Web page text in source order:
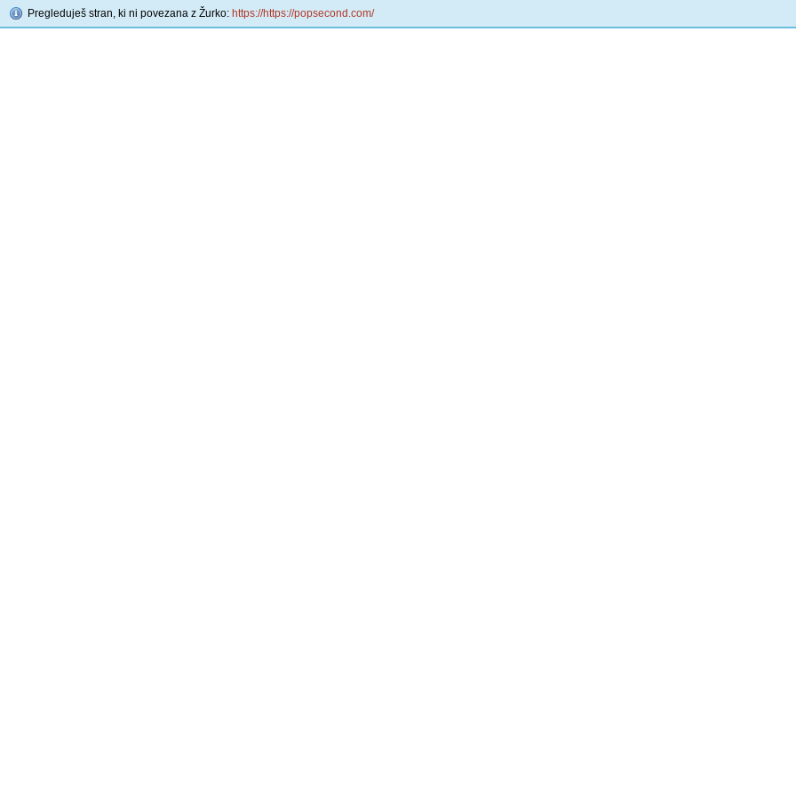
Pregleduješ stran, ki ni povezana z Žurko: https://https://popsecond.com/